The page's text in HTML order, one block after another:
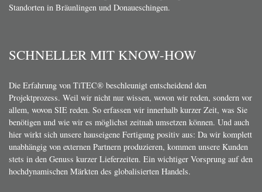
Standorten in Bräunlingen und Donaueschingen.
SCHNELLER MIT KNOW-HOW
Die Erfahrung von TiTEC® beschleunigt entscheidend den
Projektprozess. Weil wir nicht nur wissen, wovon wir reden, sondern vor
allem, wovon SIE reden. So erfassen wir innerhalb kurzer Zeit, was Sie
benötigen und wie wir es möglichst zeitnah umsetzen können. Und auch
hier wirkt sich unsere hauseigene Fertigung positiv aus: Da wir komplett
unabhängig von externen Partnern produzieren, kommen unsere Kunden
stets in den Genuss kurzer Lieferzeiten. Ein wichtiger Vorsprung auf den
hochdynamischen Märkten des globalisierten Handels.